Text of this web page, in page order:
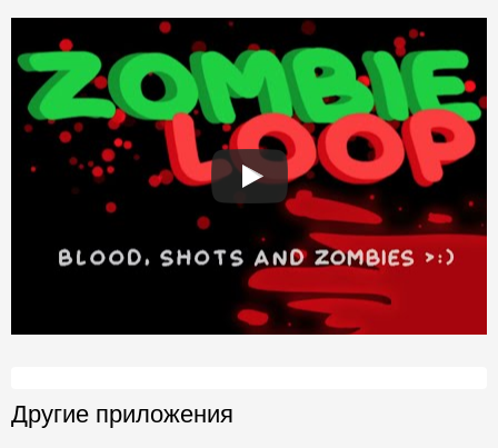
Другие приложения